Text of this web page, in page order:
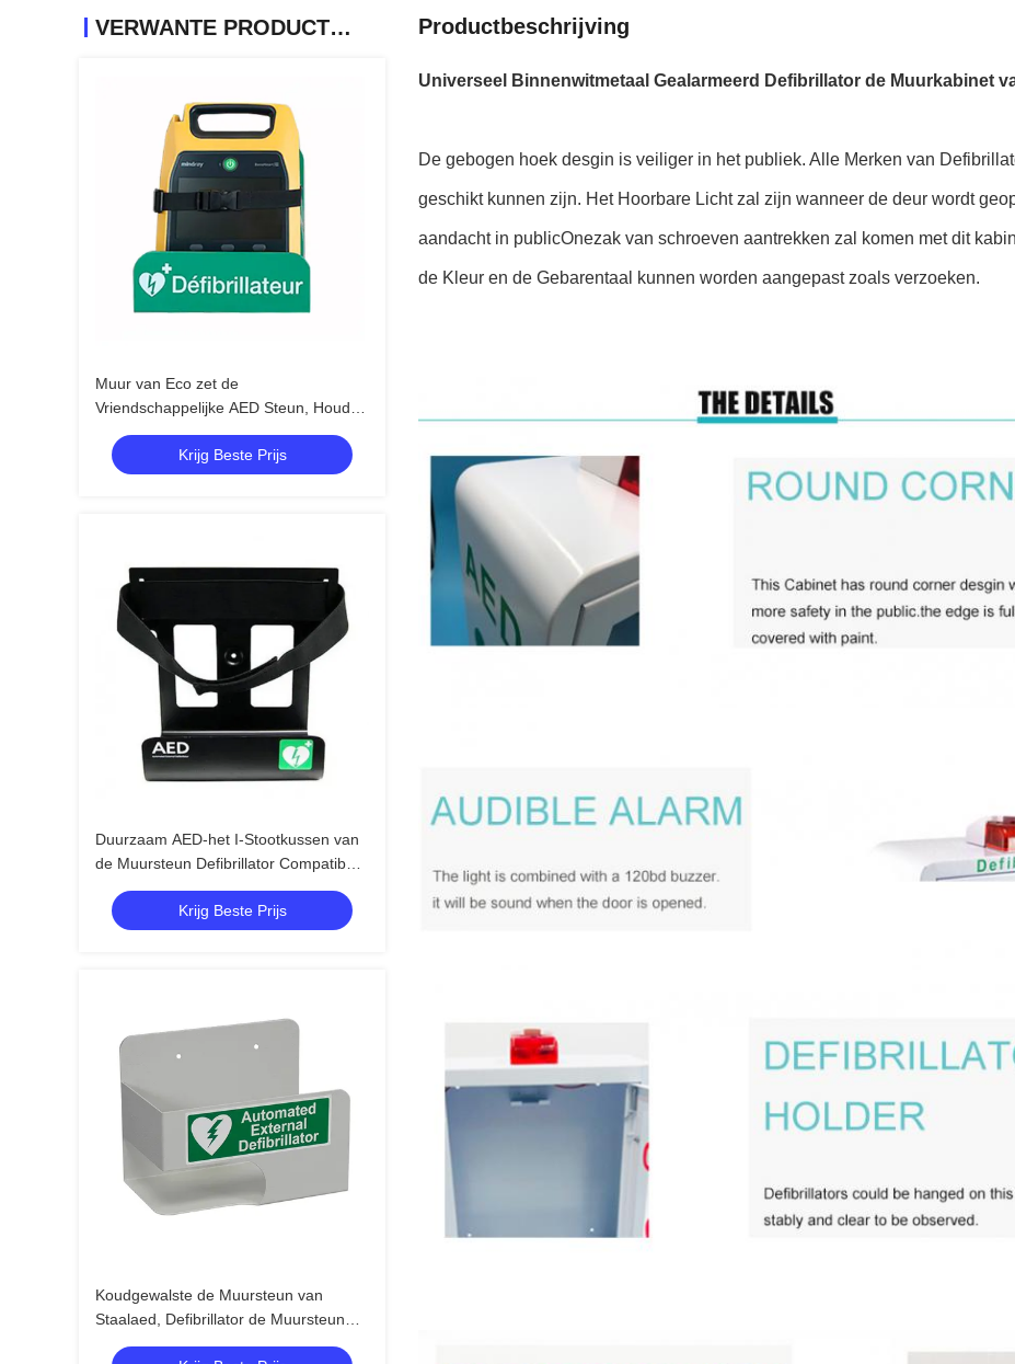
VERWANTE PRODUCTEN
Muur van Eco zet de
Vriendschappelijke AED Steun, Houder
van Metaal de Materiële AED op
Krijg Beste Prijs
Duurzaam AED-het I-Stootkussen van
de Muursteun Defibrillator Compatibel
Gediplomeerd Ce van SP1
Krijg Beste Prijs
Koudgewalste de Muursteun van
Staalaed, Defibrillator de Muursteun
van AED van de Veiligheidseerste hulp
Productbeschrijving
Universeel Binnenwitmetaal Gealarmeerd Defibrillator de Muurkabinet
De gebogen hoek desgin is veiliger in het publiek. Alle Merken van
geschikt kunnen zijn. Het Hoorbare Licht zal zijn wanneer de deur wordt
aandacht in publicOnezak van schroeven aantrekken zal komen met dit
de Kleur en de Gebarentaal kunnen worden aangepast zoals verzoeken.